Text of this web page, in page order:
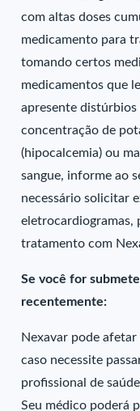
com altas doses
medicamento para
tomando certos
medicamentos que
apresente
concentração de
(hipocalcemia) ou
sangue, informe ao
necessário solicitar
eletrocardiogramas,
tratamento com
Se você for
recentemente:
Nexavar pode
caso necessite
profissional de
Seu médico poderá